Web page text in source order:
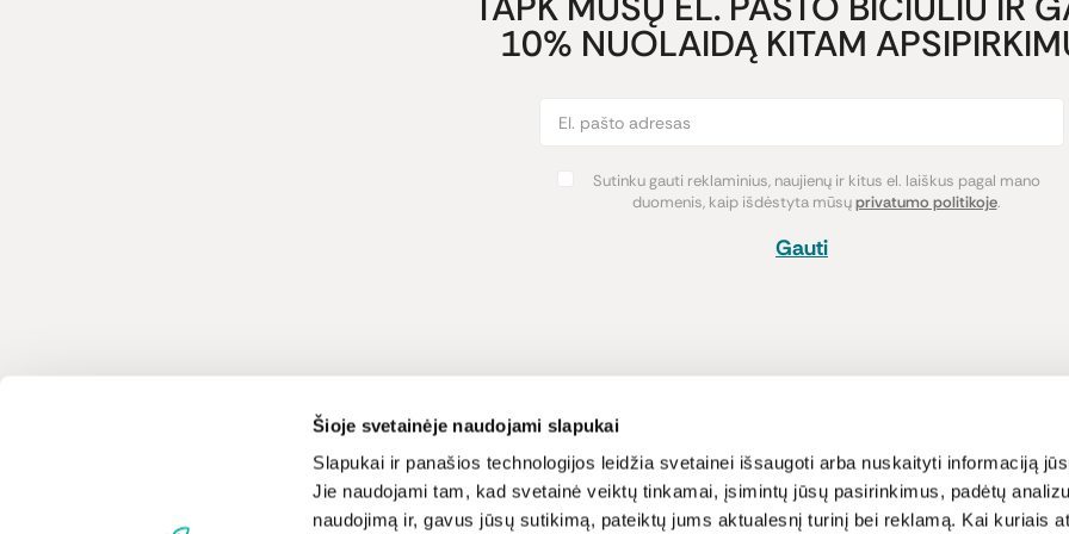
Šioje svetainėje naudojami slapukai
Slapukai ir panašios technologijos leidžia svetainei išsaugoti arba nuskaityti informaciją
Jie naudojami tam, kad svetainė veiktų tinkamai, įsimintų jūsų pasirinkimus, padėtų
naudojimą ir, gavus jūsų sutikimą, pateiktų jums aktualesnį turinį bei reklamą. Kai kuriais
10% NUOLAIDĄ KITAM
Sutinku gauti reklaminius, naujienų ir kitus el. laiškus pagal mano
duomenis, kaip išdėstyta mūsųprivatumo politikoje.
Gauti
LIVIN
Apie mus
Kontaktai
Parduotuvės
Atsiskaitymo būdai
Pristatymas
Prekių grąžinimas
Lojalumo
Naujienos ir
Receptai